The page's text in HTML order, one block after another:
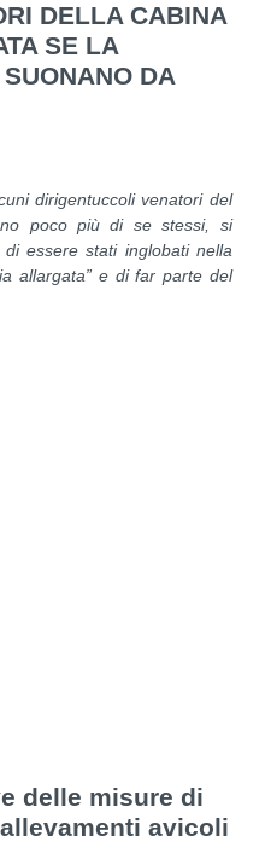
DELLA CABINA
SE LA
DA
dirigentuccoli venatori del
poco più di se stessi, si
essere stati inglobati nella
allargata” e di far parte del
delle misure di
avicoli